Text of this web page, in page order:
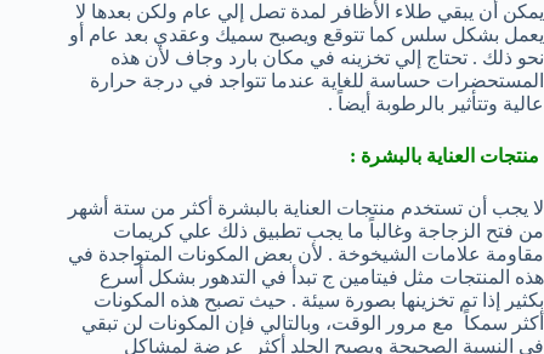
يمكن أن يبقي طلاء الأظافر لمدة تصل إلي عام ولكن بعدها لا
يعمل بشكل سلس كما تتوقع ويصبح سميك وعقدي بعد عام أو
نحو ذلك . تحتاج إلي تخزينه في مكان بارد وجاف لأن هذه
المستحضرات حساسة للغاية عندما تتواجد في درجة حرارة
عالية وتتأثير بالرطوبة أيضاً .
منتجات العناية بالبشرة :
لا يجب أن تستخدم منتجات العناية بالبشرة أكثر من ستة أشهر
من فتح الزجاجة وغالباً ما يجب تطبيق ذلك علي كريمات
مقاومة علامات الشيخوخة . لأن بعض المكونات المتواجدة في
هذه المنتجات مثل فيتامين ج تبدأ في التدهور بشكل أسرع
بكثير إذا تم تخزينها بصورة سيئة . حيث تصبح هذه المكونات
أكثر سمكاً مع مرور الوقت، وبالتالي فإن المكونات لن تبقي
في النسبة الصحيحة ويصبح الجلد أكثر عرضة لمشاكل